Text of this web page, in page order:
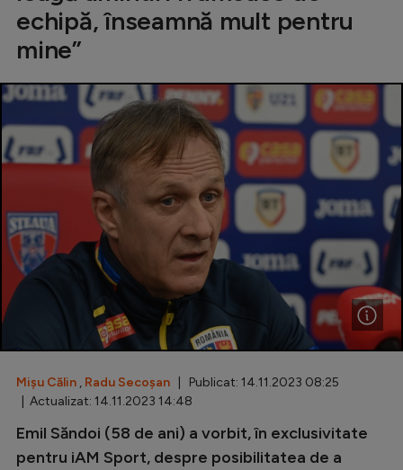
SuperLiga
Cupa României
Echipa Națională
U21
Fotbal feminin
Special
Diverse
Inedit
Clasamente
Champions League
Europa League
echipă, înseamnă mult pentru
mine”
Mișu Călin , Radu Secoșan | Publicat: 14.11.2023 08:25
| Actualizat: 14.11.2023 14:48
Emil Săndoi (58 de ani) a vorbit, în exclusivitate
pentru iAM Sport, despre posibilitatea de a